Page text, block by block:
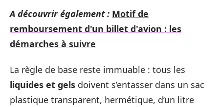
A découvrir également : Motif de
remboursement d'un billet d'avion : les
démarches à suivre
La règle de base reste immuable : tous les
liquides et gels doivent s’entasser dans un sac
plastique transparent, hermétique, d’un litre